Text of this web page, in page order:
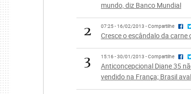
mundo, diz Banco Mundial
2 07:25 - 16/02/2013 - Compartilhe
Cresce o escândalo da carne
3 15:16 - 30/01/2013 - Compartilhe
Anticoncepcional Diane 35
vendido na França; Brasil